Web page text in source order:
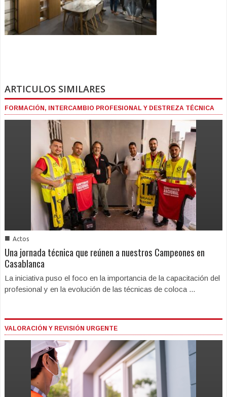
ARTICULOS SIMILARES
FORMACIÓN, INTERCAMBIO PROFESIONAL Y DESTREZA TÉCNICA
■ Actos
Una jornada técnica que reúnen a nuestros Campeones en
Casablanca
La iniciativa puso el foco en la importancia de la capacitación del
profesional y en la evolución de las técnicas de coloca ...
VALORACIÓN Y REVISIÓN URGENTE